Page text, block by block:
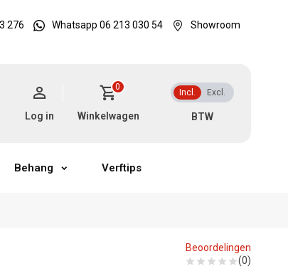
276 Whatsapp 06 213 030 54 Showroom
Incl. Excl.
0
Winkelwagen
Log in
Behang Verftips
Beoordelingen
(0)